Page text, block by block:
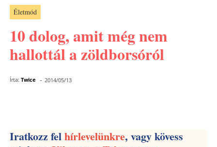
Életmód
10 dolog, amit még nem
hallottál a zöldborsóról
Írta: Twice - 2014/05/13
Iratkozz felhírlevelünkre, vagy kövess